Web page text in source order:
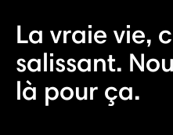
La vraie vie,
salissant.
là pour ça.